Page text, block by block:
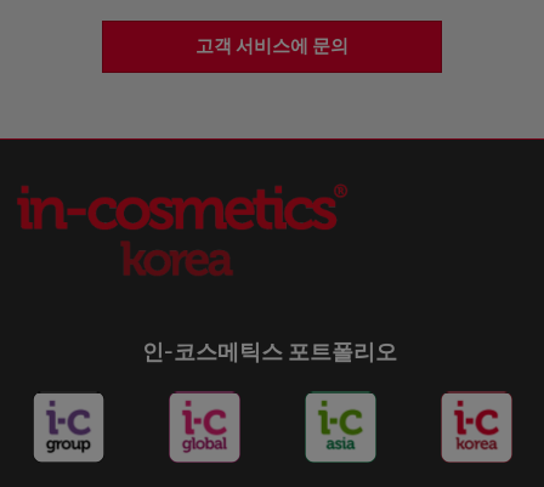
고객 서비스에 문의
인-코스메틱스 포트폴리오